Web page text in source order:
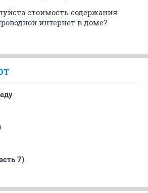
стоимость содержания
интернет в доме?
7)